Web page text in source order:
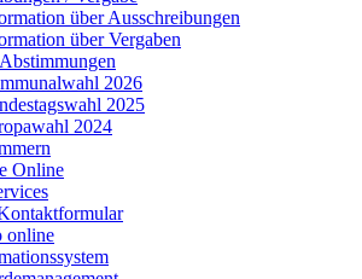
über Ausschreibungen
über Vergaben
2026
2025
2024
Online
online